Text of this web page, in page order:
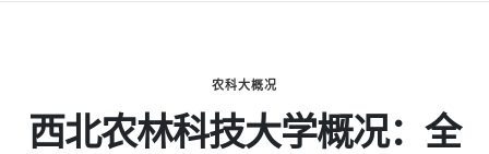
农科大概况
西北农林科技大学概况：全